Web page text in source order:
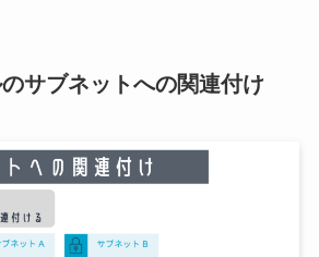
サブネットへの関連付け